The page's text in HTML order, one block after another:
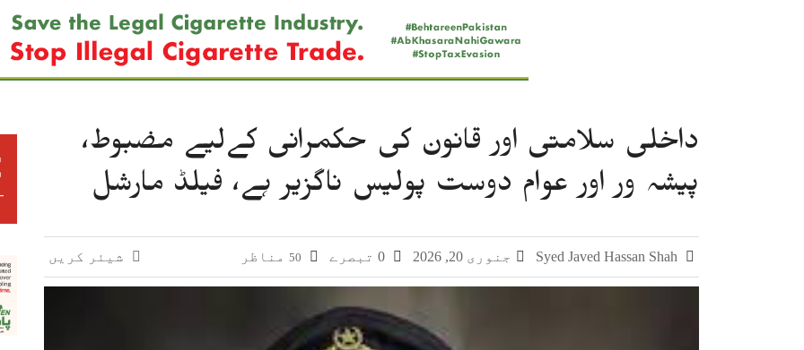
داخلی سلامتی اور قانون کی حکمرانی کےلیے مضبوط،
پیشہ ور اور عوام دوست پولیس ناگزیر ہے، فیلڈ مارشل
شیئر کریں Syed Javed Hassan Shah جنوری 20, 2026 50 مناظر